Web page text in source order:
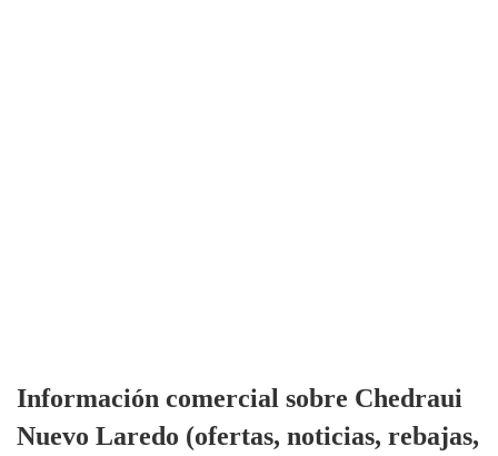
Información comercial sobre Chedraui
Nuevo Laredo (ofertas, noticias, rebajas,